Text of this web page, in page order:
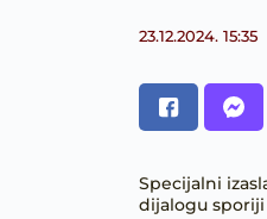
23.12.2024. 15:35
Specijalni
dijalogu